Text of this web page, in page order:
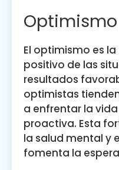
Optimismo
El optimismo es
positivo de las
resultados
optimistas
a enfrentar la
proactiva. Esta
la salud mental y
fomenta la